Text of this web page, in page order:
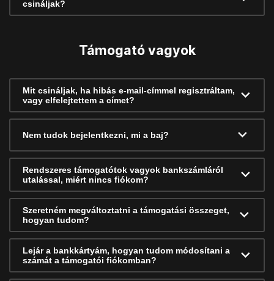
csináljak?
Támogató vagyok
Mit csináljak, ha hibás e-mail-címmel regisztráltam,
vagy elfelejtettem a címet?
Nem tudok bejelentkezni, mi a baj?
Rendszeres támogatótok vagyok bankszámláról
utalással, miért nincs fiókom?
Szeretném megváltoztatni a támogatási összeget,
hogyan tudom?
Lejár a bankkártyám, hogyan tudom módosítani a
számát a támogatói fiókomban?